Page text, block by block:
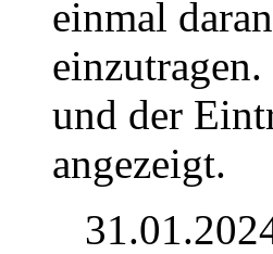
einmal
und der
angezeigt.